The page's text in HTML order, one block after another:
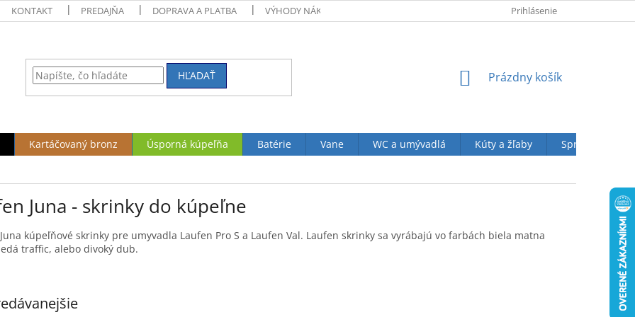
KONTAKT PREDAJŇA DOPRAVA A PLATBA VÝHODY NÁKUPU U NÁS OBCHODNÉ PODMIENKY (VOP)Prihlásenie
HĽADAŤ
NÁKUPNÝ
Prázdny košík
Kartáčovaný bronz Úsporná kúpeľňa Batérie Vane WC a umývadlá Kúty a žľaby
Sprchové sety
Juna - skrinky do kúpeľne
kúpeľňové skrinky pre umyvadla Laufen Pro S a Laufen Val. Laufen skrinky sa vyrábajú vo farbách biela matna
traffic, alebo divoký dub.